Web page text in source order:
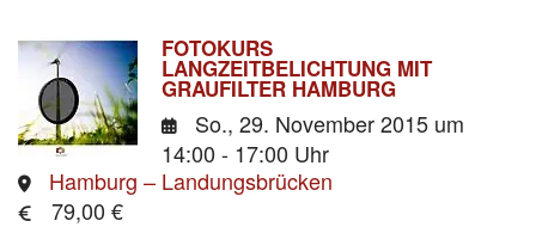
FOTOKURS
LANGZEITBELICHTUNG MIT
GRAUFILTER HAMBURG
So., 29. November 2015 um
14:00 - 17:00 Uhr
Hamburg – Landungsbrücken
79,00 €